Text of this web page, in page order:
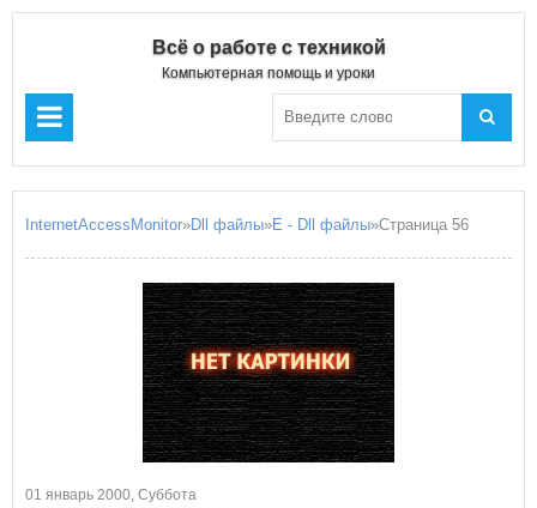
Всё о работе с техникой
Компьютерная помощь и уроки
InternetAccessMonitor»Dll файлы»E - Dll файлы»Страница 56
01 январь 2000, Суббота